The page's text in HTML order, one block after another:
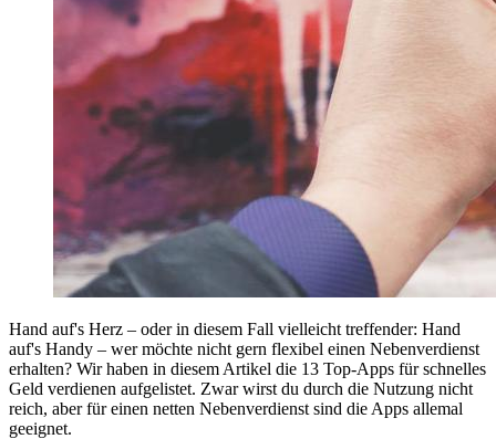
Hand auf's Herz – oder in diesem Fall vielleicht treffender: Hand
auf's Handy – wer möchte nicht gern flexibel einen Nebenverdienst
erhalten? Wir haben in diesem Artikel die 13 Top-Apps für schnelles
Geld verdienen aufgelistet. Zwar wirst du durch die Nutzung nicht
reich, aber für einen netten Nebenverdienst sind die Apps allemal
geeignet.